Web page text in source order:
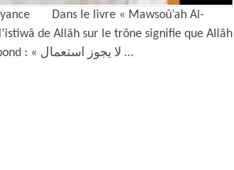
Dans le livre « Mawsoû’ah Al-
de Allâh sur le trône signifie que Allâh
est établi par Son Être sur le trône ? » , Al-Albâni (wahhabite) répond : « لا يجوز استعمال …